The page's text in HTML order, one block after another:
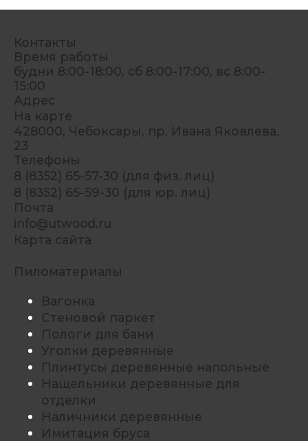
Контакты
Время работы
будни 8:00-18:00, сб 8:00-17:00, вс 8:00-
15:00
Адрес
На карте
428000, Чебоксары, пр. Ивана Яковлева,
23
Телефоны
8 (8352) 65-57-30 (для физ. лиц)
8 (8352) 65-59-30 (для юр. лиц)
Почта
info@utwood.ru
Карта сайта
Пиломатериалы
Вагонка
Стеновой паркет
Пологи для бани
Уголки деревянные
Плинтусы деревянные напольные
Нащельники деревянные для
отделки
Наличники деревянные
Имитация бруса